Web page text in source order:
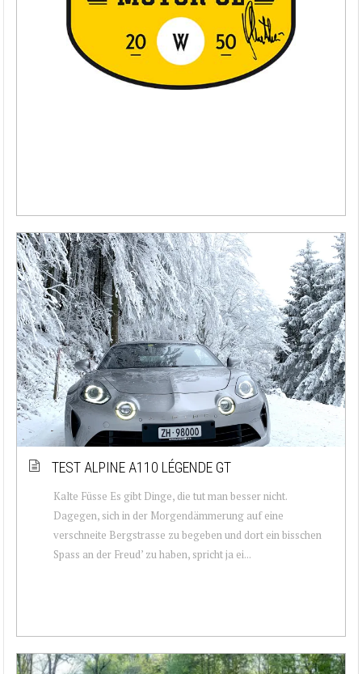
TEST ALPINE A110 LÉGENDE GT
Kalte Füsse Es gibt Dinge, die tut man besser nicht.
Dagegen, sich in der Morgendämmerung auf eine
verschneite Bergstrasse zu begeben und dort ein bisschen
Spass an der Freud’ zu haben, spricht ja ei...